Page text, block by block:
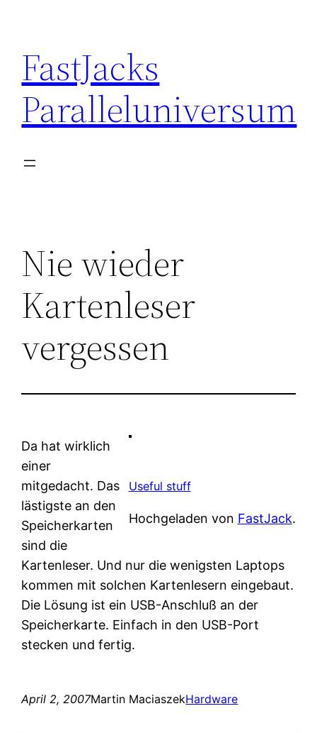
content
FastJacks
Paralleluniversum
Nie wieder
Kartenleser
vergessen
Useful stuff
Hochgeladen von FastJack.
Da hat wirklich
einer
mitgedacht. Das
lästigste an den
Speicherkarten
sind die
Kartenleser. Und nur die wenigsten Laptops
kommen mit solchen Kartenlesern eingebaut.
Die Lösung ist ein USB-Anschluß an der
Speicherkarte. Einfach in den USB-Port
stecken und fertig.
April 2, 2007Martin MaciaszekHardware